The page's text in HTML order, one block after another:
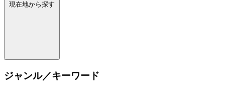
現在地から探す
ジャンル／キーワード